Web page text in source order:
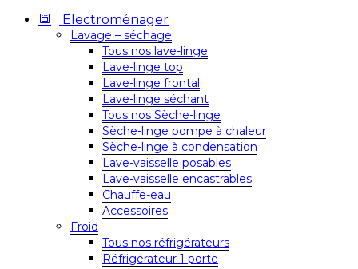
Electroménager
Lavage – séchage
Tous nos lave-linge
Lave-linge top
Lave-linge frontal
Lave-linge séchant
Tous nos Sèche-linge
Sèche-linge pompe à chaleur
Sèche-linge à condensation
Lave-vaisselle posables
Lave-vaisselle encastrables
Chauffe-eau
Accessoires
Froid
Tous nos réfrigérateurs
Réfrigérateur 1 porte